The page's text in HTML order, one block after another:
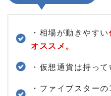
・相場が動きやすい
オススメ。
・仮想通貨は持って
・ファイブスター